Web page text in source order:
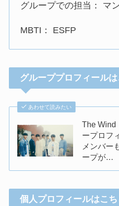
グループでの担当： マ
MBTI： ESFP
グループプロフィールは
あわせて読みたい
The Wind
ープロフ
メンバー
ープが…
個人プロフィールはこち